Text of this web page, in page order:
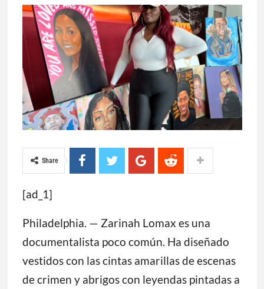
Share
[ad_1]
Philadelphia. — Zarinah Lomax es una
documentalista poco común. Ha diseñado
vestidos con las cintas amarillas de escenas
de crimen y abrigos con leyendas pintadas a